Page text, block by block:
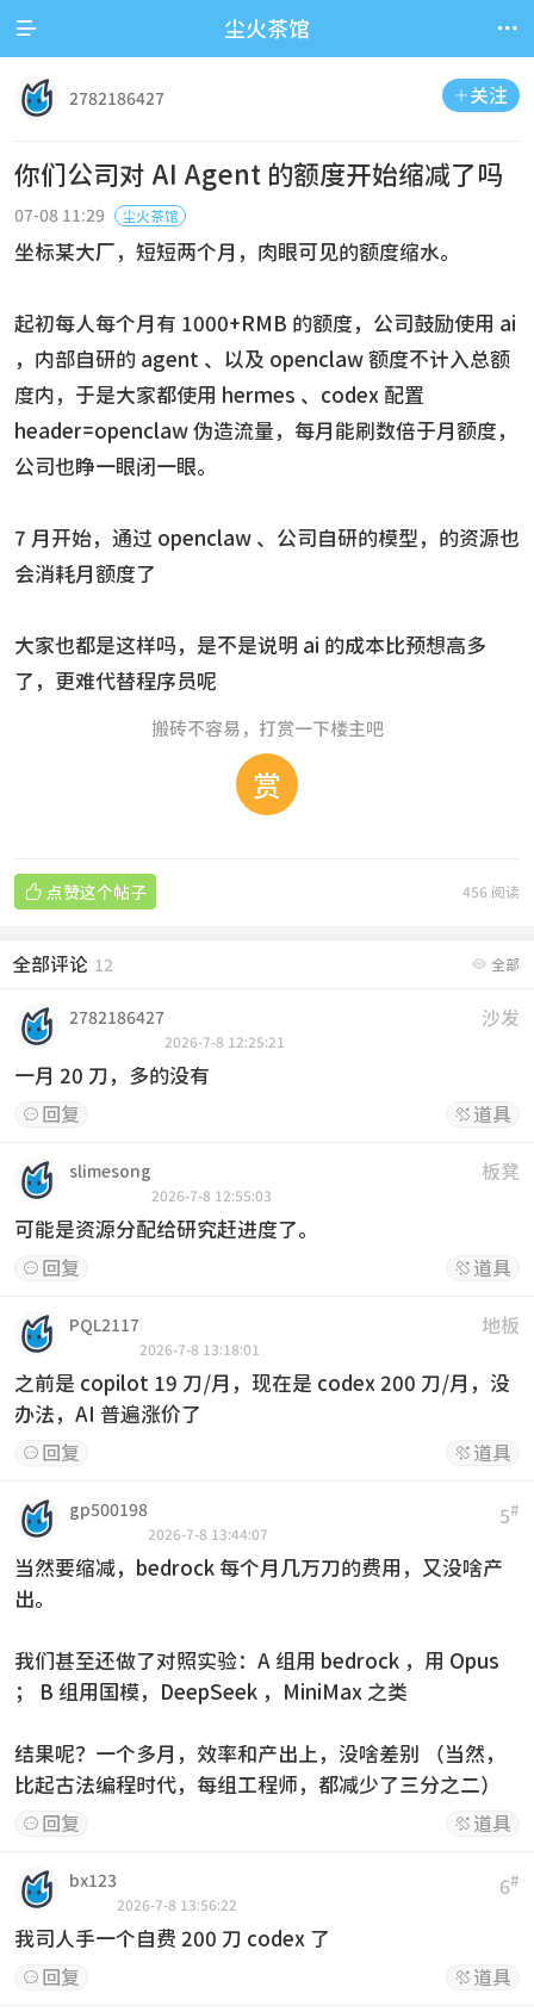
 尘火茶馆 
 关注
2782186427
你们公司对 AI Agent 的额度开始缩减了吗
07-08 11:29 尘火茶馆
坐标某大厂，短短两个月，肉眼可见的额度缩水。
起初每人每个月有 1000+RMB 的额度，公司鼓励使用 ai
，内部自研的 agent 、以及 openclaw 额度不计入总额
度内，于是大家都使用 hermes 、codex 配置
header=openclaw 伪造流量，每月能刷数倍于月额度，
公司也睁一眼闭一眼。
7 月开始，通过 openclaw 、公司自研的模型，的资源也
会消耗月额度了
大家也都是这样吗，是不是说明 ai 的成本比预想高多
了，更难代替程序员呢
搬砖不容易，打赏一下楼主吧
赏
456 阅读
 点赞这个帖子
 全部
全部评论 12
沙发
2782186427
2026-7-8 12:25:21
一月 20 刀，多的没有
 回复  道具
板凳
slimesong
2026-7-8 12:55:03
可能是资源分配给研究赶进度了。
 回复  道具
地板
PQL2117
2026-7-8 13:18:01
之前是 copilot 19 刀/月，现在是 codex 200 刀/月，没
办法，AI 普遍涨价了
 回复  道具
5#
gp500198
2026-7-8 13:44:07
当然要缩减，bedrock 每个月几万刀的费用，又没啥产
出。
我们甚至还做了对照实验：A 组用 bedrock ，用 Opus
； B 组用国模，DeepSeek ，MiniMax 之类
结果呢？一个多月，效率和产出上，没啥差别 （当然，
比起古法编程时代，每组工程师，都减少了三分之二）
 回复  道具
6#
bx123
2026-7-8 13:56:22
我司人手一个自费 200 刀 codex 了
 回复  道具